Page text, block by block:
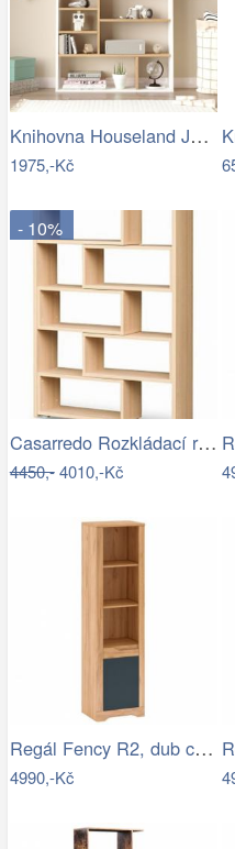
Knihovna Houseland Juno dub Castello…
1975,-Kč
- 10%
Casarredo Rozkládací regál KAROL 2…
4450,-4010,-Kč
Regál Fency R2, dub craft zlatý /…
4990,-Kč